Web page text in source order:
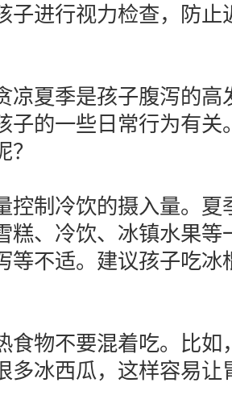
子进行视力检查，防止
夏季是孩子腹泻的高
子的一些日常行为有关
制冷饮的摄入量。夏
糕、冷饮、冰镇水果等
等不适。建议孩子吃冰
物不要混着吃。比如
多冰西瓜，这样容易让